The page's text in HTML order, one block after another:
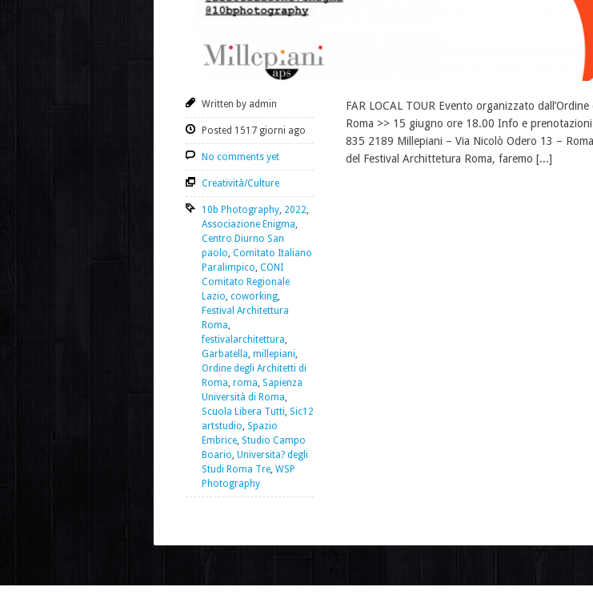
Written by admin
Posted 1517 giorni ago
No comments yet
Creatività/Culture
10b Photography 2022
Associazione Enigma
Centro Diurno San
paolo Comitato Italiano
Paralimpico CONI
Comitato Regionale
Lazio coworking
Festival Architettura
Roma
festivalarchitettura
Garbatella millepiani
Ordine degli Architetti di
Roma roma Sapienza
Università di Roma
Scuola Libera Tutti Sic12
artstudio Spazio
Embrice Studio Campo
Boario Universita? degli
Studi Roma Tre WSP
Photography
FAR LOCAL TOUR Evento organizzato
Roma >> 15 giugno ore 18.00 Info e
835 2189 Millepiani – Via Nicolò Odero 13 –
del Festival Archittetura Roma, faremo [...]